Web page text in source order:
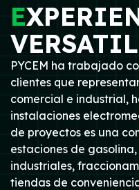
E
PYCEM ha trabajado
clientes que
comercial e industrial,
instalaciones
de proyectos es una
estaciones de
industriales,
tiendas de